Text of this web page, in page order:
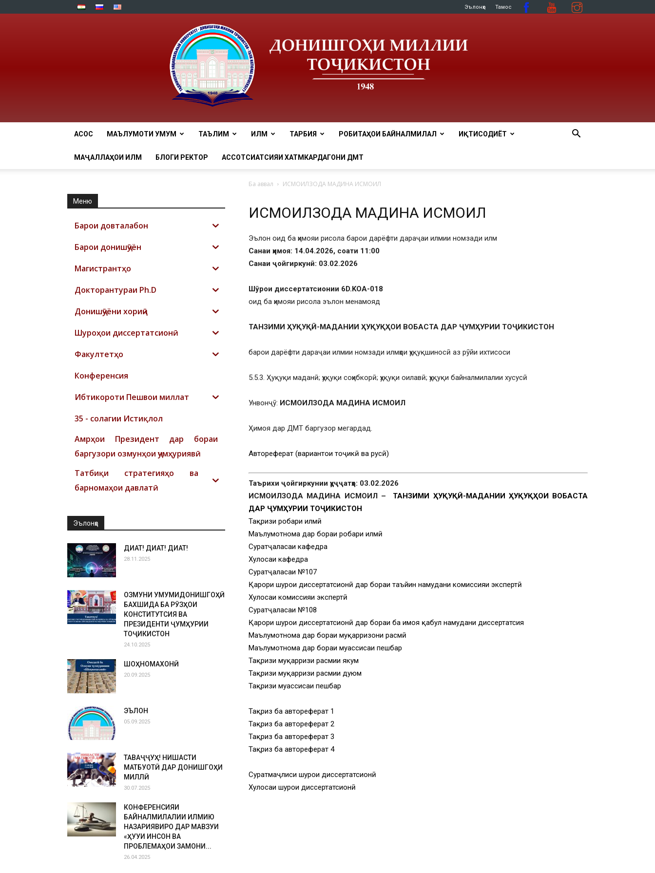
Эълонҳо Тамос
tnu
АСОСӢ МАЪЛУМОТИ УМУМӢ ТАЪЛИМ ИЛМ ТАРБИЯ РОБИТАҲОИ БАЙНАЛМИЛАЛӢ ИҚТИСОДИЁТ
МАҶАЛЛАҲОИ ИЛМӢ БЛОГИ РЕКТОР АССОТСИАТСИЯИ ХАТМКАРДАГОНИ ДМТ
Ба аввал ИСМОИЛЗОДА МАДИНА ИСМОИЛ
ИСМОИЛЗОДА МАДИНА ИСМОИЛ
Эълон оид ба ҳимояи рисола барои дарёфти дараҷаи илмии номзади илм
Санаи ҳимоя: 14.04.2026, соати 11:00
Санаи ҷойгиркунӣ: 03.02.2026
Шӯрои диссертатсионии 6D.KOA-018
оид ба ҳимояи рисола эълон менамояд
ТАНЗИМИ ҲУҚУҚӢ-МАДАНИИ ҲУҚУҚҲОИ ВОБАСТА ДАР ҶУМҲУРИИ ТОҶИКИСТОН
барои дарёфти дараҷаи илмии номзади илмҳои ҳуқуқшиносӣ аз рӯйи ихтисоси
5.5.3. Ҳуқуқи маданӣ; ҳуқуқи соҳибкорӣ; ҳуқуқи оилавӣ; ҳуқуқи байналмилалии хусусӣ
Унвонҷӯ: ИСМОИЛЗОДА МАДИНА ИСМОИЛ
Ҳимоя дар ДМТ баргузор мегардад.
Автореферат (вариантҳои тоҷикӣ ва русӣ)
Таърихи ҷойгиркунии ҳуҷҷатҳо: 03.02.2026
ИСМОИЛЗОДА МАДИНА ИСМОИЛ – ТАНЗИМИ ҲУҚУҚӢ-МАДАНИИ ҲУҚУҚҲОИ ВОБАСТА
ДАР ҶУМҲУРИИ ТОҶИКИСТОН
Тақризи роҳбари илмӣ
Маълумотнома дар бораи роҳбари илмӣ
Суратҷаласаи кафедра
Хулосаи кафедра
Суратҷаласаи №107
Қарори шурои диссертатсионӣ дар бораи таъйин намудани комиссияи экспертӣ
Хулосаи комиссияи экспертӣ
Суратҷаласаи №108
Қарори шурои диссертатсионӣ дар бораи ба ҳимоя қабул намудани диссертатсия
Маълумотнома дар бораи муқарризони расмӣ
Маълумотнома дар бораи муассисаи пешбар
Тақризи муқарризи расмии якум
Тақризи муқарризи расмии дуюм
Тақризи муассисаи пешбар
Тақриз ба автореферат 1
Тақриз ба автореферат 2
Тақриз ба автореферат 3
Тақриз ба автореферат 4
Суратмаҷлиси шурои диссертатсионӣ
Хулосаи шурои диссертатсионӣ
Меню
Барои довталабон
Барои донишҷӯён
Магистрантҳо
Докторантураи Ph.D
Донишҷӯёни хориҷӣ
Шyроҳои диссертатсионӣ
Факултетҳо
Конференсия
Ибтикороти Пешвои миллат
35 - солагии Истиқлол
Амрҳои Президент дар бораи
баргузори озмунҳои ҷумҳуриявӣ
Татбиқи стратегияҳо ва
барномаҳои давлатӣ
Эълонҳо
ДИҚҚАТ! ДИҚҚАТ! ДИҚҚАТ!
28.11.2025
ОЗМУНИ УМУМИДОНИШГОҲӢ
БАХШИДА БА РӮЗҲОИ
КОНСТИТУТСИЯ ВА
ПРЕЗИДЕНТИ ҶУМҲУРИИ
ТОҶИКИСТОН
24.10.2025
ШОҲНОМАХОНӢ
20.09.2025
ЭЪЛОН
05.09.2025
ТАВАҶҶУҲ! НИШАСТИ
МАТБУОТӢ ДАР ДОНИШГОҲИ
МИЛЛӢ
30.07.2025
КОНФЕРЕНСИЯИ
БАЙНАЛМИЛАЛИИ ИЛМИЮ
НАЗАРИЯВИРО ДАР МАВЗУИ
«ҲУҚУҚИ ИНСОН ВА
ПРОБЛЕМАҲОИ ЗАМОНИ...
26.04.2025